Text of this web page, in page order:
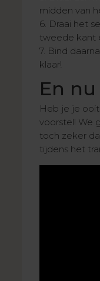
midden van
6. Draai het
tweede kant
7. Bind
klaar!
En
Heb je je
voorstel! We
toch zeker
tijdens het